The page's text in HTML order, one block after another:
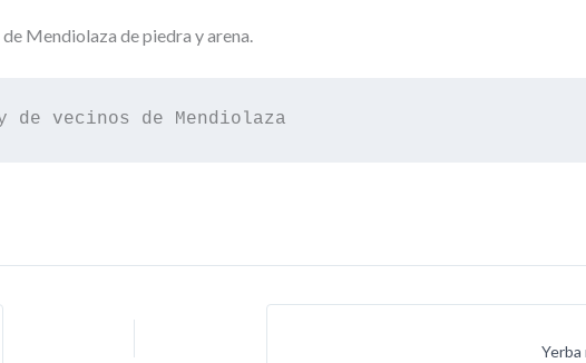
Mendiolaza de piedra y arena.
de vecinos de Mendiolaza
Yerba